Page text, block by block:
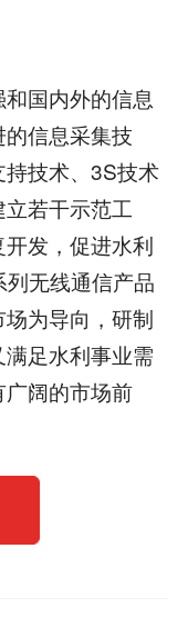
国内外的信息
信息采集技
技术、3S技术
若干示范工
发，促进水利
无线通信产品
为导向，研制
足水利事业需
阔的市场前